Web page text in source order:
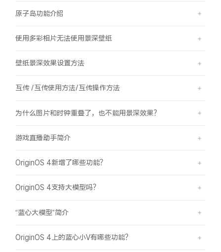
原子岛功能介绍
使用多彩相片无法使用景深壁纸
壁纸景深效果设置方法
互传 /互传使用方法/互传操作方法
为什么图片和时钟重叠了，也不能用景深效果？
游戏直播助手简介
OriginOS 4新增了哪些功能？
OriginOS 4支持大模型吗？
“蓝心大模型”简介
OriginOS 4上的蓝心小V有哪些功能？